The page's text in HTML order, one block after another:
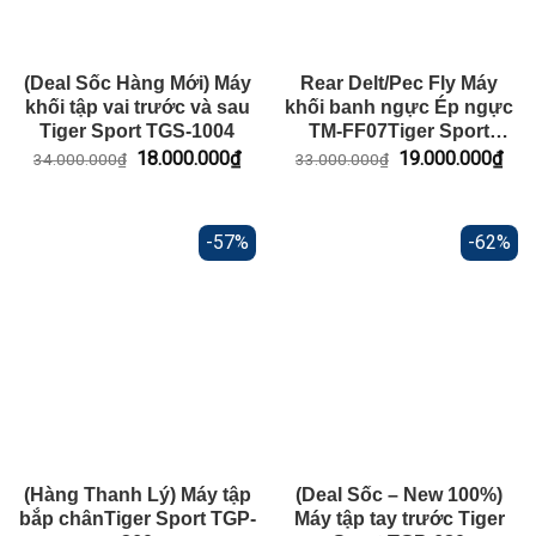
(Deal Sốc Hàng Mới) Máy
khối tập vai trước và sau
Tiger Sport TGS-1004
34.000.000₫ Giá
18.000.000₫Giá
18.000.000₫.
Rear Delt/Pec Fly Máy
khối banh ngực Ép ngực
TM-FF07Tiger Sport
(Hàng Thanh lý)
33.000.000₫ Giá
19.000.000₫Giá
-57%
(Hàng Thanh Lý) Máy tập
bắp chânTiger Sport TGP-
-62%
(Deal Sốc – New 100%)
Máy tập tay trước Tiger